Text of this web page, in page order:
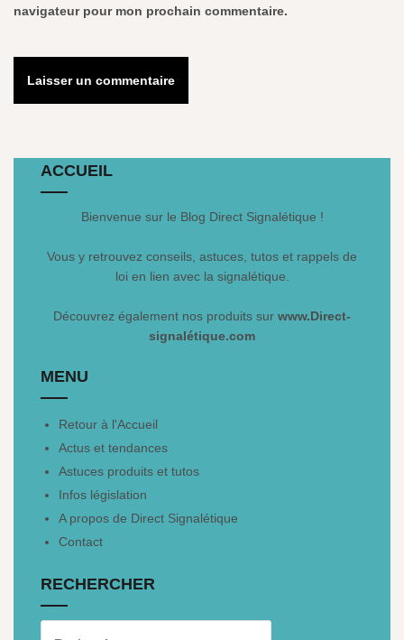
navigateur pour mon prochain commentaire.
ACCUEIL
Bienvenue sur le Blog Direct Signalétique !
Vous y retrouvez conseils, astuces, tutos et rappels de
loi en lien avec la signalétique.
Découvrez également nos produits sur www.Direct-
signalétique.com
MENU
Retour à l'Accueil
Actus et tendances
Astuces produits et tutos
Infos législation
A propos de Direct Signalétique
Contact
RECHERCHER